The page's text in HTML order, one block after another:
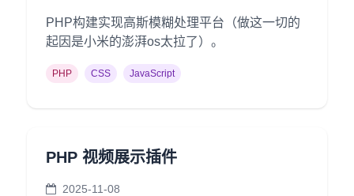
PHP构建实现高斯模糊处理平台（做这一切的
起因是小米的澎湃os太拉了）。
PHP CSS JavaScript
PHP 视频展示插件
2025-11-08
归档
标签云